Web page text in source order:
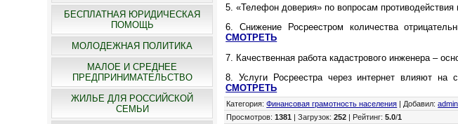
БЕСПЛАТНАЯ ЮРИДИЧЕСКАЯ
ПОМОЩЬ
МОЛОДЕЖНАЯ ПОЛИТИКА
МАЛОЕ И СРЕДНЕЕ
ПРЕДПРИНИМАТЕЛЬСТВО
ЖИЛЬЕ ДЛЯ РОССИЙСКОЙ
СЕМЬИ
5. «Телефон доверия» по вопросам
6. Снижение Росреестром количества
СМОТРЕТЬ
7. Качественная работа кадастрового инженера –
8. Услуги Росреестра через интернет влияют на
СМОТРЕТЬ
Категория:Финансовая грамотность населения Добавил:admin
Просмотров:1381 |Загрузок:252 Рейтинг:5.0/1